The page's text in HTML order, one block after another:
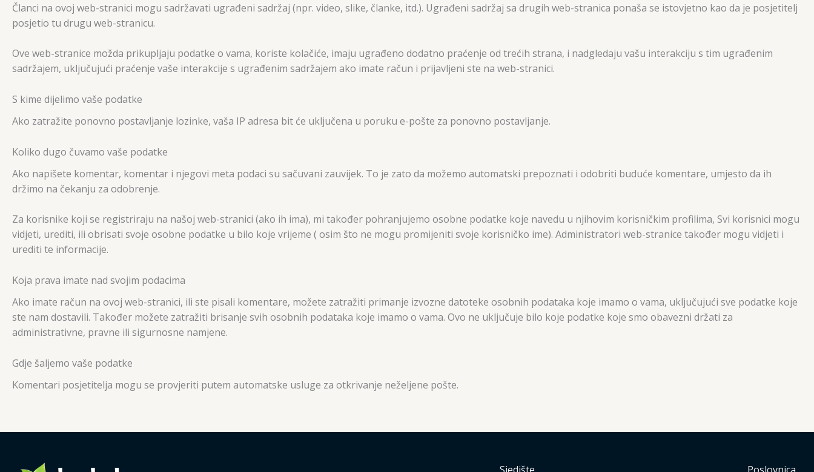
Članci na ovoj web-stranici mogu sadržavati ugrađeni sadržaj (npr. video, slike, članke, itd.). Ugrađeni sadržaj sa drugih web-stranica ponaša se istovjetno kao da je posjetitelj
posjetio tu drugu web-stranicu.
Ove web-stranice možda prikupljaju podatke o vama, koriste kolačiće, imaju ugrađeno dodatno praćenje od trećih strana, i nadgledaju vašu interakciju s tim ugrađenim
sadržajem, uključujući praćenje vaše interakcije s ugrađenim sadržajem ako imate račun i prijavljeni ste na web-stranici.
S kime dijelimo vaše podatke
Ako zatražite ponovno postavljanje lozinke, vaša IP adresa bit će uključena u poruku e-pošte za ponovno postavljanje.
Koliko dugo čuvamo vaše podatke
Ako napišete komentar, komentar i njegovi meta podaci su sačuvani zauvijek. To je zato da možemo automatski prepoznati i odobriti buduće komentare, umjesto da ih
držimo na čekanju za odobrenje.
Za korisnike koji se registriraju na našoj web-stranici (ako ih ima), mi također pohranjujemo osobne podatke koje navedu u njihovim korisničkim profilima, Svi korisnici mogu
vidjeti, urediti, ili obrisati svoje osobne podatke u bilo koje vrijeme ( osim što ne mogu promijeniti svoje korisničko ime). Administratori web-stranice također mogu vidjeti i
urediti te informacije.
Koja prava imate nad svojim podacima
Ako imate račun na ovoj web-stranici, ili ste pisali komentare, možete zatražiti primanje izvozne datoteke osobnih podataka koje imamo o vama, uključujući sve podatke koje
ste nam dostavili. Također možete zatražiti brisanje svih osobnih podataka koje imamo o vama. Ovo ne uključuje bilo koje podatke koje smo obavezni držati za
administrativne, pravne ili sigurnosne namjene.
Gdje šaljemo vaše podatke
Komentari posjetitelja mogu se provjeriti putem automatske usluge za otkrivanje neželjene pošte.